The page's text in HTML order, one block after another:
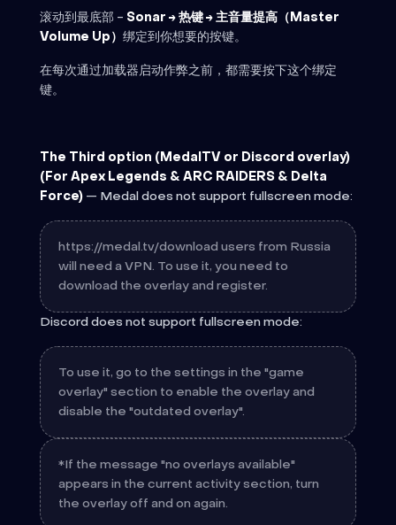
滚动到最底部 - Sonar → 热键 → 主音量提高（Master
Volume Up） 绑定到你想要的按键。
在每次通过加载器启动作弊之前，都需要按下这个绑定
键。
The Third option (MedalTV or Discord overlay)
(For Apex Legends & ARC RAIDERS & Delta
Force) — Medal does not support fullscreen mode:
https://medal.tv/download users from Russia
will need a VPN. To use it, you need to
download the overlay and register.
Discord does not support fullscreen mode:
To use it, go to the settings in the "game
overlay" section to enable the overlay and
disable the "outdated overlay".
*If the message "no overlays available"
appears in the current activity section, turn
the overlay off and on again.